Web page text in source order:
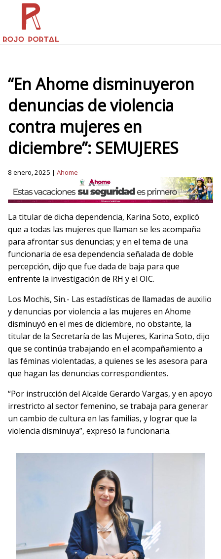
“En Ahome disminuyeron
denuncias de violencia
contra mujeres en
diciembre”: SEMUJERES
8 enero, 2025 | Ahome
La titular de dicha dependencia, Karina Soto, explicó
que a todas las mujeres que llaman se les acompaña
para afrontar sus denuncias; y en el tema de una
funcionaria de esa dependencia señalada de doble
percepción, dijo que fue dada de baja para que
enfrente la investigación de RH y el OIC.
Los Mochis, Sin.- Las estadísticas de llamadas de auxilio
y denuncias por violencia a las mujeres en Ahome
disminuyó en el mes de diciembre, no obstante, la
titular de la Secretaría de las Mujeres, Karina Soto, dijo
que se continúa trabajando en el acompañamiento a
las féminas violentadas, a quienes se les asesora para
que hagan las denuncias correspondientes.
“Por instrucción del Alcalde Gerardo Vargas, y en apoyo
irrestricto al sector femenino, se trabaja para generar
un cambio de cultura en las familias, y lograr que la
violencia disminuya”, expresó la funcionaria.